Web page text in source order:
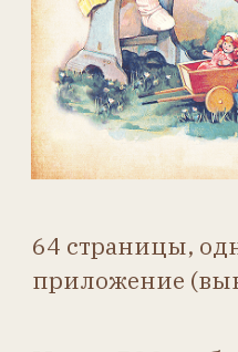
64 страницы, одно
приложение (выкройка).
Цена: 500 руб.